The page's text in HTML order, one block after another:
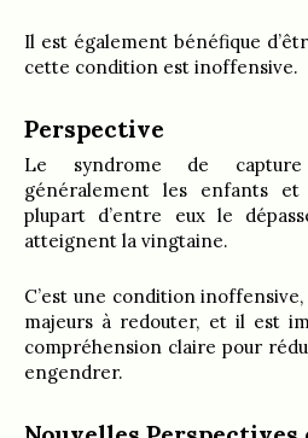
Il est également bénéfique
cette condition est inoffensive.
Perspective
Le syndrome de
généralement les enfants
plupart d’entre eux le
atteignent la vingtaine.
C’est une condition
majeurs à redouter, et il est
compréhension claire pour
engendrer.